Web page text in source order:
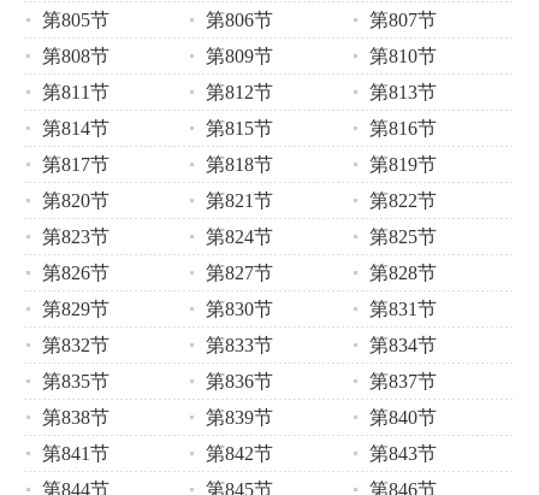
第805节
第806节
第807节
第808节
第809节
第810节
第811节
第812节
第813节
第814节
第815节
第816节
第817节
第818节
第819节
第820节
第821节
第822节
第823节
第824节
第825节
第826节
第827节
第828节
第829节
第830节
第831节
第832节
第833节
第834节
第835节
第836节
第837节
第838节
第839节
第840节
第841节
第842节
第843节
第844节
第845节 第846节